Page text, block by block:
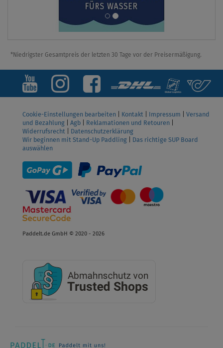
*Niedrigster Gesamtpreis der letzten 30 Tage vor der Preisermäßigung.
Cookie-Einstellungen bearbeiten Kontakt Impressum
Versand
und Bezahlung
Agb Reklamationen und Retouren
Widerrufsrecht
Datenschutzerklärung
Wir beginnen mit Stand-Up Paddling
Das richtige SUP Board
auswählen
Paddelt.de GmbH © 2020 - 2026